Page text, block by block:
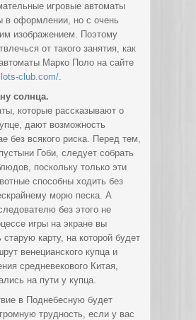
игровые автоматы
в оформлении, но с очень
изображением. Поэтому
от такого занятия, как
Марко Поло на сайте
club.com/.
солнца.
которые рассказывают о
дают возможность
без всякого риска. Перед тем,
Гоби, следует собрать
поскольку только эти
способны ходить без
морю песка. А
без этого не
игры на экране вы
карту, на которой будет
венецианского купца и
средневекового Китая,
на пути у купца.
в Поднебесную будет
трудность, если у вас